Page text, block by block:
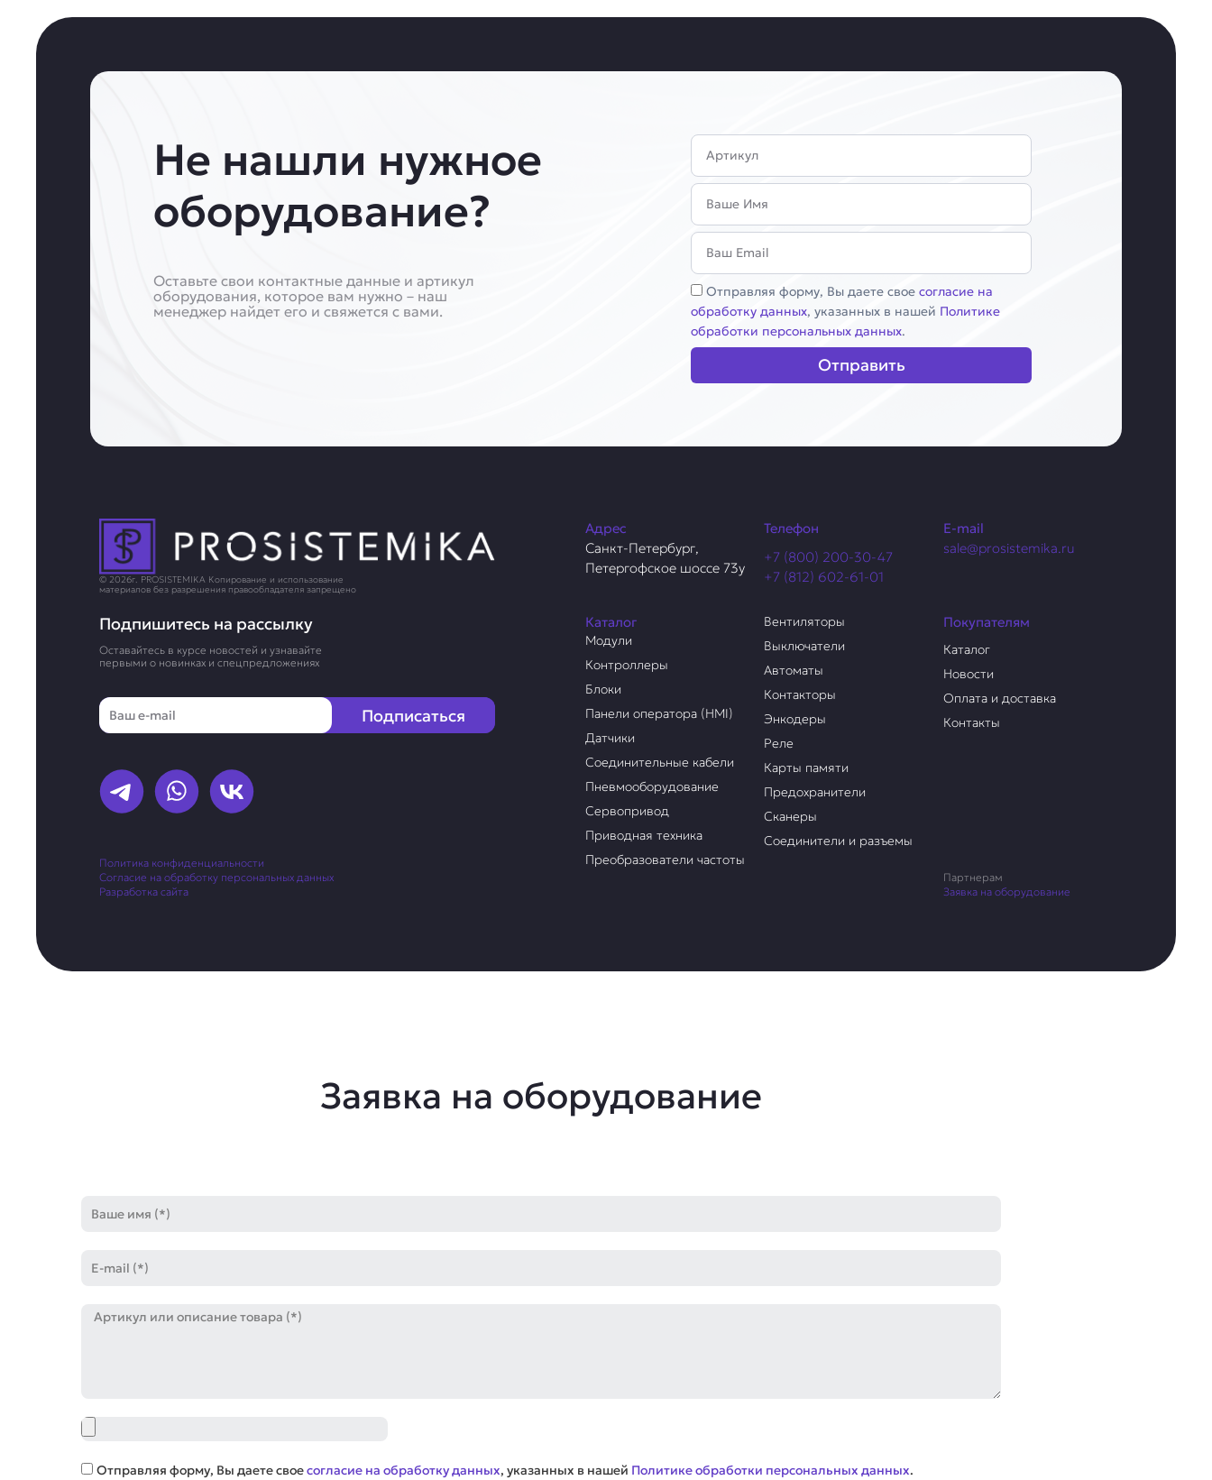
Не нашли нужное
оборудование?
Оставьте свои контактные данные и артикул
оборудования, которое вам нужно – наш
менеджер найдет его и свяжется с вами.
Артикул
Имя
Email
Соглашение
Отправляя форму, Вы даете своесогласие на
обработку данных, указанных в нашей Политике
обработки персональных данных.
Отправить
© 2026г. PROSISTEMIKA Копирование и использование
материалов без разрешения правообладателя запрещено
Адрес
Санкт-Петербург,
Петергофское шоссе 73у
Телефон
+7 (800) 200-30-47
+7 (812) 602-61-01
E-mail
sale@prosistemika.ru
Подпишитесь на рассылку
Оставайтесь в курсе новостей и узнавайте
первыми о новинках и спецпредложениях
Email
Подписаться
Политика конфиденциальности
Согласие на обработку персональных данных
Разработка сайта
Каталог
Модули
Контроллеры
Блоки
Панели оператора (HMI)
Датчики
Соединительные кабели
Пневмооборудование
Сервопривод
Приводная техника
Преобразователи частоты
Вентиляторы
Выключатели
Автоматы
Контакторы
Энкодеры
Реле
Карты памяти
Предохранители
Сканеры
Соединители и разъемы
Покупателям
Каталог
Новости
Оплата и доставка
Контакты
Партнерам
Заявка на оборудование
Заявка на оборудование
mail
Артикул
Файл
Соглашение
Отправляя форму, Вы даете своесогласие на обработку данных, указанных в нашей Политике обработки персональных данных.